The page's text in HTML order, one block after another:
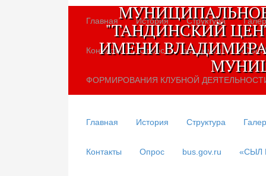
Главная История Структура
Контакты Опрос bus.gov.ru «СЫЛ
ФОРМИРОВАНИЯ КЛУБНОЙ
"ТАНДИНСКИЙ
ИМЕНИ
Главная История Структура
Контакты Опрос bus.gov.ru «СЫЛ